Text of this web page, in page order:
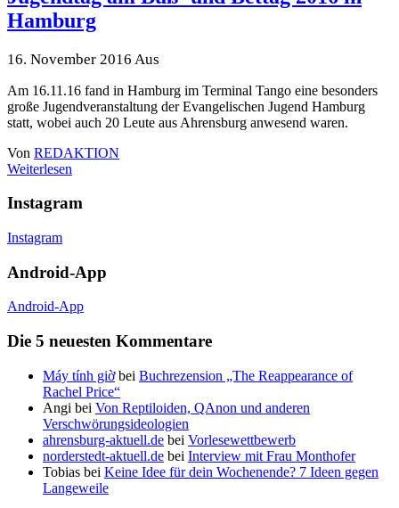
Hamburg
16. November 2016 Aus
Am 16.11.16 fand in Hamburg im Terminal Tango eine besonders
große Jugendveranstaltung der Evangelischen Jugend Hamburg
statt, wobei auch 20 Leute aus Ahrensburg anwesend waren.
Von REDAKTION
Weiterlesen
Instagram
Instagram
Android-App
Android-App
Die 5 neuesten Kommentare
Máy tính giờbei Buchrezension „The Reappearance of
Rachel Price“
Angi bei Von Reptiloiden, QAnon und anderen
Verschwörungsideologien
ahrensburg-aktuell.de bei Vorlesewettbewerb
norderstedt-aktuell.de bei Interview mit Frau Monthofer
Tobias bei Keine Idee für dein Wochenende? 7 Ideen gegen
Langeweile